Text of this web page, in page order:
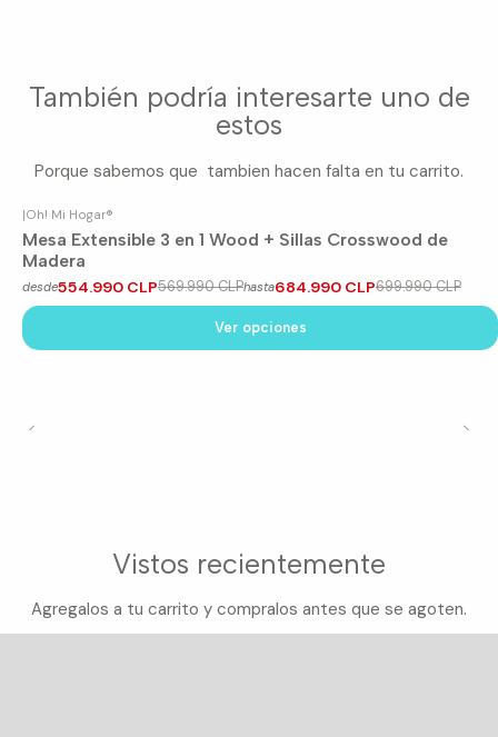
También podría interesarte uno de
estos
Porque sabemos que tambien hacen falta en tu carrito.
-3% OFF
|Oh! Mi Hogar®
Mesa Extensible 3 en 1 Wood + Sillas Crosswood de
Madera
desde554.990 CLP569.990 CLPhasta684.990 CLP699.990 CLP
Ver opciones
Vistos recientemente
Agregalos a tu carrito y compralos antes que se agoten.